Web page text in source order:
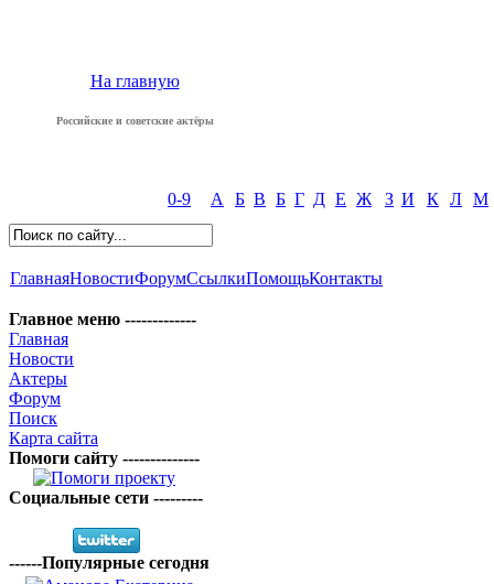
На главную
Российские и советские актёры
0-9 А Б В Б Г Д Е Ж З И К Л М
ГлавнаяНовостиФорумСсылкиПомощьКонтакты
Главное меню -------------
Главная
Новости
Актеры
Форум
Поиск
Карта сайта
Помоги сайту --------------
Социальные сети ---------
------Популярные сегодня